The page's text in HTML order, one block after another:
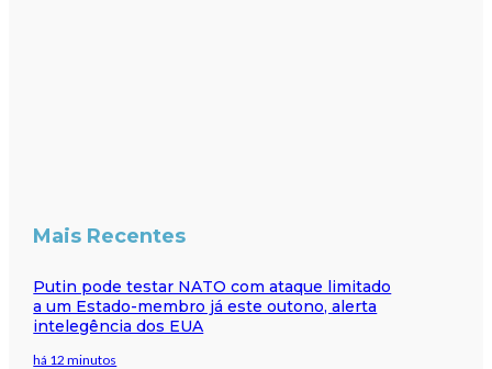
Mais Recentes
Putin pode testar NATO com ataque limitado
a um Estado-membro já este outono, alerta
intelegência dos EUA
há 12 minutos